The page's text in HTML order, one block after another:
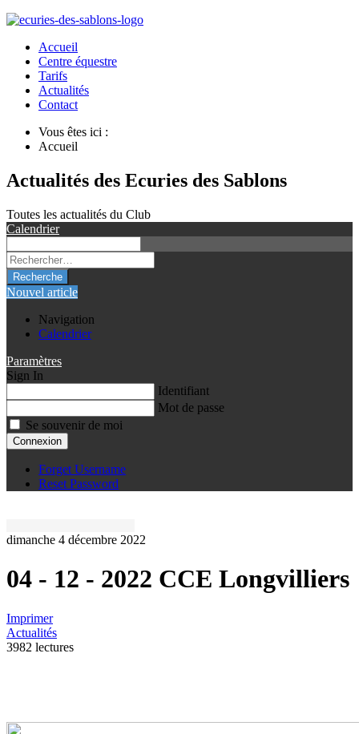
Accueil
Centre équestre
Tarifs
Actualités
Contact
Vous êtes ici :
Accueil
Actualités des Ecuries des Sablons
Toutes les actualités du Club
Calendrier
Recherche
Nouvel article
Navigation
Calendrier
Paramètres
Sign In
Identifiant
Mot de passe
Se souvenir de moi
Connexion
Forget Username
Reset Password
dimanche 4 décembre 2022
04 - 12 - 2022 CCE Longvilliers
Imprimer
Actualités
3982 lectures